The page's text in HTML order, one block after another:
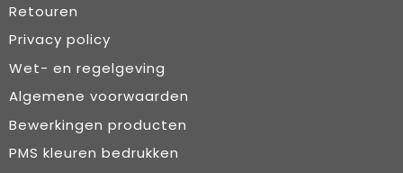
Retouren
Privacy policy
Wet- en regelgeving
Algemene voorwaarden
Bewerkingen producten
PMS kleuren bedrukken